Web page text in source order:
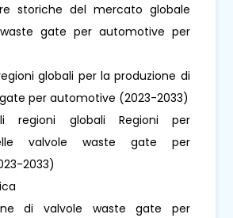
storiche del mercato globale
gate per automotive per
regioni globali per la produzione di
per automotive (2023-2033)
regioni globali Regioni per
valvole waste gate per
2033)
di valvole waste gate per